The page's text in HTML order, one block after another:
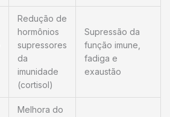
Redução de
hormônios
supressores
da
imunidade
(cortisol)
Supressão da
função imune,
fadiga e
exaustão
Melhora do